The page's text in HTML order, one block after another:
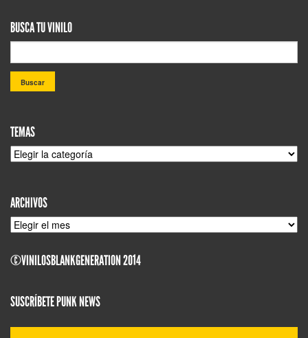
BUSCA TU VINILO
TEMAS
TEMAS
ARCHIVOS
ARCHIVOS
©VINILOSBLANKGENERATION 2014
SUSCRÍBETE PUNK NEWS